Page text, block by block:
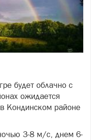
будет облачно с
ожидается
Кондинском районе
3-8 м/с, днем 6-